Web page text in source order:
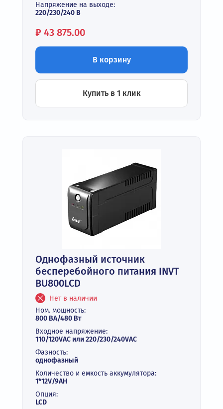
Напряжение на выходе:
220/230/240 В
Цена:
₽ 43 875.00
В корзину
Купить в 1 клик
Однофазный источник
бесперебойного питания INVT
BU800LCD
Нет в наличии
Ном. мощность:
800 ВА/480 Вт
Входное напряжение:
110/120VAC или 220/230/240VAC
Фазность:
однофазный
Количество и емкость аккумулятора:
1*12V/9AH
Опция:
LCD